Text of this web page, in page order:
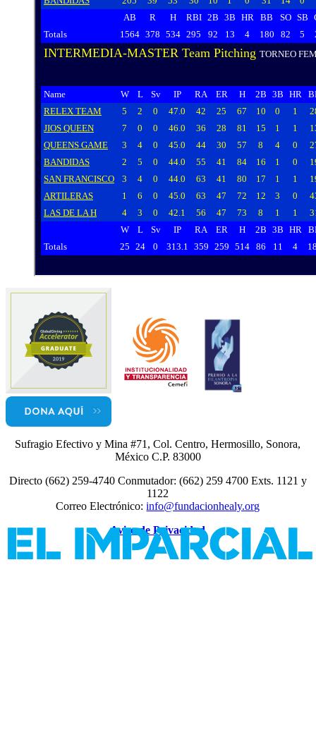
Sufragio Efectivo y Mina #71, Col. Centro, Hermosillo, Sonora,
México C.P. 83000
Directo (662) 259-4740 Conmutador: (662) 259 4700 Exts. 1121 y
1122
Correo Electrónico:info@fundacionhealy.org
Aviso de Privacidad